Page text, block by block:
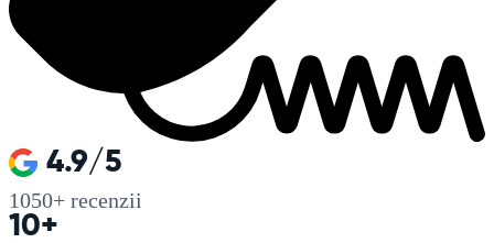
4.9/5
1050+ recenzii
10+